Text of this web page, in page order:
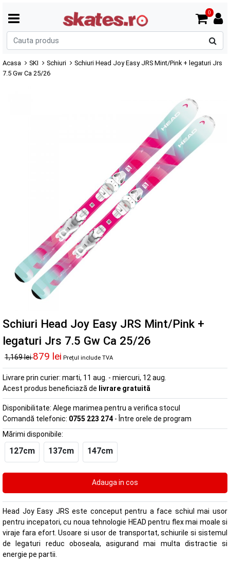
0
Acasa SKI Schiuri
Schiuri Head Joy Easy JRS Mint/Pink + legaturi Jrs
7.5 Gw Ca 25/26
Schiuri Head Joy Easy JRS Mint/Pink +
legaturi Jrs 7.5 Gw Ca 25/26
1,169 lei879 lei Prețul include TVA
Livrare prin curier: marti, 11 aug. - miercuri, 12 aug.
Acest produs beneficiază de livrare gratuită
Disponibilitate: Alege marimea pentru a verifica stocul
Comandă telefonic: 0755 223 274 - Între orele de program
Mărimi disponibile:
127cm 137cm 147cm
Head Joy Easy JRS este conceput pentru a face schiul mai usor
pentru incepatori, cu noua tehnologie HEAD pentru flex mai moale si
viraje fara efort. Usoare si usor de transportat, schiurile si sistemul
de legaturi reduc oboseala, asigurand mai multa distractie si
energie pe partii.